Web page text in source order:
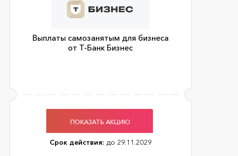
Выплаты самозанятым для бизнеса
от Т-Банк Бизнес
ПОКАЗАТЬ АКЦИЮ
Срок действия: до 29.11.2029